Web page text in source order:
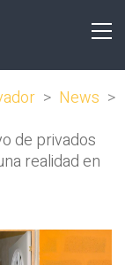
> News >
de privados
realidad en